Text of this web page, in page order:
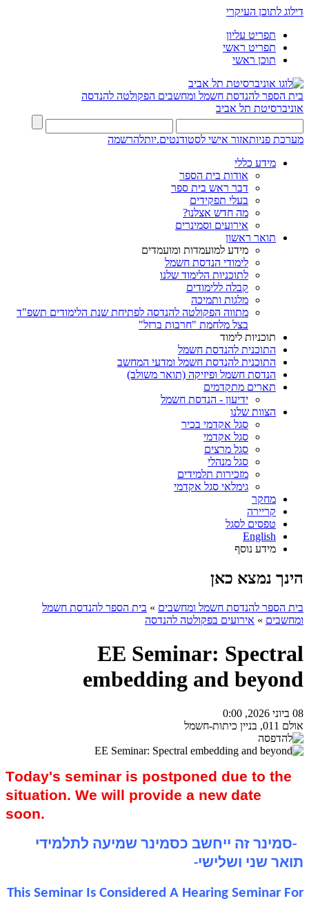
דילוג לתוכן העיקרי
תפריט עליון
תפריט ראשי
תוכן ראשי
בית הספר להנדסת חשמל ומחשבים הפקולטה להנדסה
אוניברסיטת תל אביב
מערכת פניותאזור אישי לסטודנטים.יותלהרשמה
מידע כללי
אודות בית הספר
דבר ראש בית ספר
בעלי תפקידים
מה חדש אצלנו?
אירועים וסמינרים
תואר ראשון
מידע למועמדות ומועמדים
לימודי הנדסת חשמל
לתוכניות הלימוד שלנו
קבלה ללימודים
מלגות ותמיכה
מתווה הפקולטה להנדסה לפתיחת שנת הלימודים תשפ"ד
בצל מלחמת "חרבות ברזל"
תוכניות לימוד
התוכנית להנדסת חשמל
התוכנית להנדסת חשמל ומדעי המחשב
הנדסת חשמל ופיזיקה (תואר משולב)
תארים מתקדמים
ידיעון - הנדסת חשמל
הצוות שלנו
סגל אקדמי בכיר
סגל אקדמי
סגל מרצים
סגל מנהלי
מזכירות תלמידים
גימלאי סגל אקדמי
מחקר
קריירה
טפסים לסגל
English
מידע נוסף
הינך נמצא כאן
בית הספר להנדסת חשמל ומחשבים » בית הספר להנדסת חשמל
ומחשבים » אירועים בפקולטה להנדסה
EE Seminar: Spectral
embedding and beyond
08 ביוני 2026, 0:00
אולם 011, בניין כיתות-חשמל
Today's seminar is postponed due to the
situation. We will provide a new date
soon.
-סמינר זה ייחשב כסמינר שמיעה לתלמידי
תואר שני ושלישי-
This Seminar Is Considered A Hearing Seminar For